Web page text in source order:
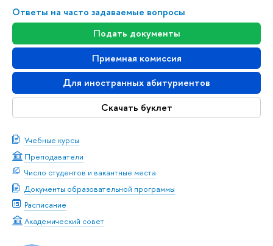
Ответы на часто задаваемые вопросы
Подать документы
Приемная комиссия
Для иностранных абитуриентов
Скачать буклет
Учебные курсы
Преподаватели
Число студентов и вакантные места
Документы образовательной программы
Расписание
Академический совет